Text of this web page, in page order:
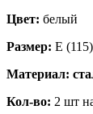
Цвет: белый
Размер: Е (115)
Материал:
Кол-во: 2 шт